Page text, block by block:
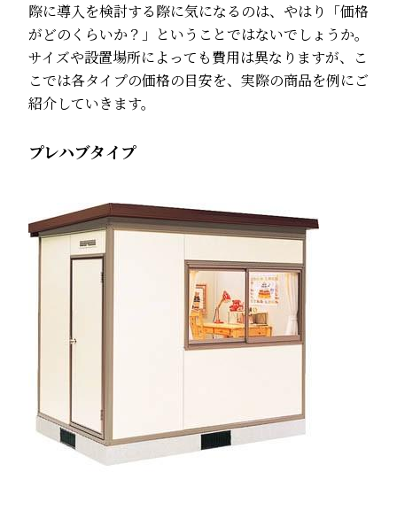
際に導入を検討する際に気になるのは、やはり「価格
がどのくらいか？」ということではないでしょうか。
サイズや設置場所によっても費用は異なりますが、こ
こでは各タイプの価格の目安を、実際の商品を例にご
紹介していきます。
プレハブタイプ